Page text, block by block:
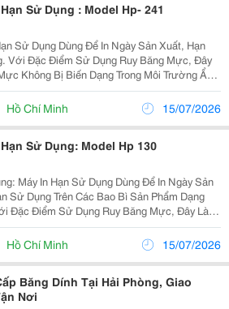
Sử Dụng : Model Hp- 241
Sử Dụng Dùng Để In Ngày Sản Xuất, Hạn
Với Đặc Điểm Sử Dụng Ruy Băng Mực, Đây
Không Bị Biến Dạng Trong Môi Trường Ẩm
Tốc Độ Nhanh Chậm. Ngoài Ra Máy Còn...
Hồ Chí Minh 15/07/2026
Sử Dụng: Model Hp 130
Máy In Hạn Sử Dụng Dùng Để In Ngày Sản
Sử Dụng Trên Các Bao Bì Sản Phẩm Dạng
Đặc Điểm Sử Dụng Ruy Băng Mực, Đây Là
Không Bị Biến Dạng Trong Môi Trường Ẩm
Ướt. Thông Số Kỹ Thuật : Model Hp-130 Nguồn...
Hồ Chí Minh 15/07/2026
Băng Dính Tại Hải Phòng, Giao
Nơi